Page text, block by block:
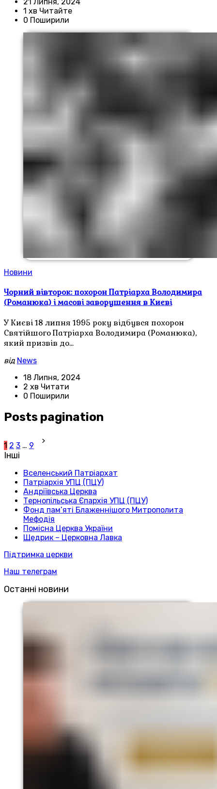
1 хв Читайте
0 Поширили
Новини
Чорний вівторок: похорон Патріарха Володимира
(Романюка) і масові заворушення в Києві
У Києві 18 липня 1995 року відбувся похорон
Святійшого Патріарха Володимира (Романюка),
який призвів до…
від News
18 Липня, 2024
2 хв Читати
0 Поширили
Posts pagination
1 2 3 … 9
Інші
Вселенський Патріархат
Патріархія УПЦ (ПЦУ)
Андріївська Церква
Тернопільська Єпархія УПЦ (ПЦУ)
Фонд пам’яті Блаженнішого Митрополита
Мефодія
Помісна Церква України
Щедрик – Церковна Лавка
Підтримка церкви
Наш телеграм
Останні новини